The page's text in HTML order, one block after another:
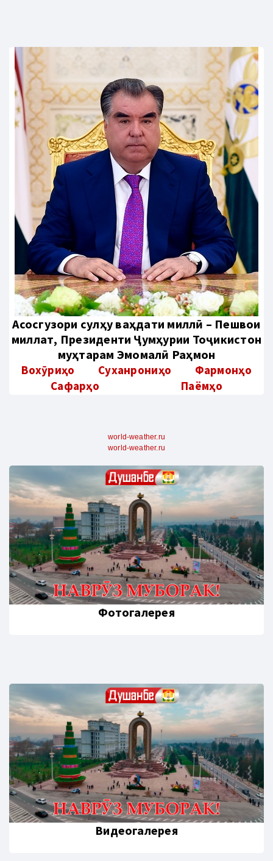
Aсосгузори сулҳу ваҳдати миллӣ – Пешвои
миллат, Президенти Ҷумҳурии Тоҷикистон
муҳтарам Эмомалӣ Раҳмон
Вохӯриҳо Суханрониҳо
Фармонҳо
Сафарҳо
Паёмҳо
world-weather.ru
world-weather.ru
Фотогалерея
Видеогалерея